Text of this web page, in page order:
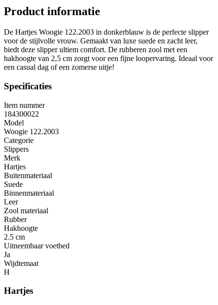
Product informatie
De Hartjes Woogie 122.2003 in donkerblauw is de perfecte slipper
voor de stijlvolle vrouw. Gemaakt van luxe suede en zacht leer,
biedt deze slipper ultiem comfort. De rubberen zool met een
hakhoogte van 2,5 cm zorgt voor een fijne loopervaring. Ideaal voor
een casual dag of een zomerse uitje!
Specificaties
Item nummer
184300022
Model
Woogie 122.2003
Categorie
Slippers
Merk
Hartjes
Buitenmateriaal
Suede
Binnenmateriaal
Leer
Zool materiaal
Rubber
Hakhoogte
2.5 cm
Uitneembaar voetbed
Ja
Wijdtemaat
H
Hartjes